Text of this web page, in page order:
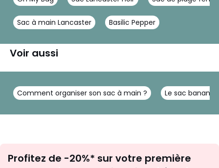
Sac à main Lancaster Basilic Pepper
Voir aussi
Comment organiser son sac à main ? Le sac
newsletter
Profitez de -20%* sur votre première